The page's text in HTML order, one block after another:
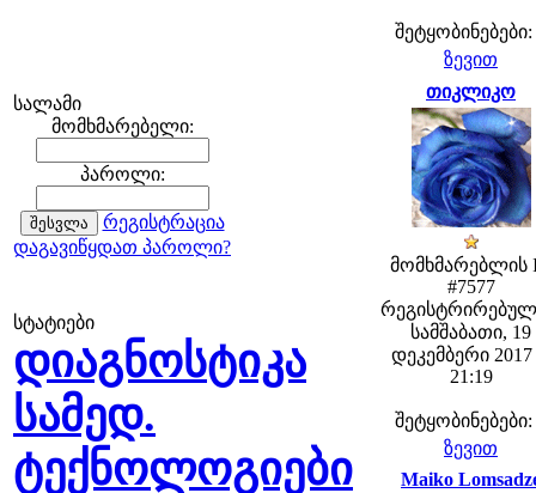
სალამი
მომხმარებელი:
პაროლი:
რეგისტრაცია
დაგავიწყდათ პაროლი?
სტატიები
დიაგნოსტიკა
სამედ.
ტექნოლოგიები
შეტყობინებები:
ზევით
თიკლიკო
მომხმარებლის
#7577
სამშაბათი, 19
დეკემბერი 2017
21:19
შეტყობინებები:
ზევით
Maiko